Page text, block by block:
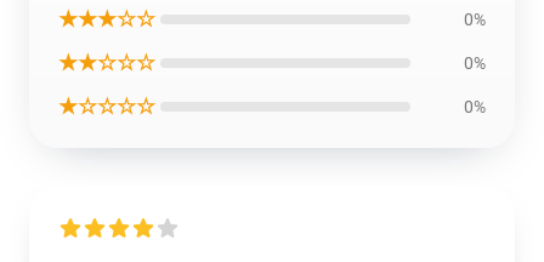
★★★☆☆ 0%
★★☆☆☆ 0%
★☆☆☆☆ 0%